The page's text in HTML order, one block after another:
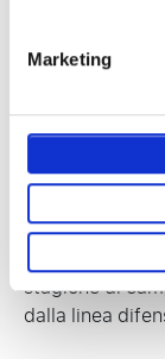
Marketing
della Liga più
posto della
giorno e, per la
squadra
incoronata
Madrid è
vincendo la
record
stagione di
dalla linea